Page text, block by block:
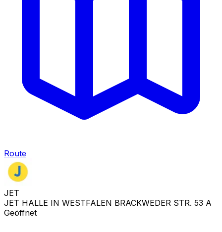
Route
JET
JET HALLE IN WESTFALEN BRACKWEDER STR. 53 A
Geöffnet